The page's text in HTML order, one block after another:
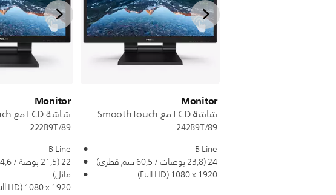
Monitor
شاشة LCD مع SmoothTouch
242B9T/89
B Line
24 (23,8 بوصات / 60,5 سم قطري)
1920 x ‏1080 (Full HD)
Monitor
شاشة LCD مع SmoothTouch
222B9T/89
B Line
مائل)
1920 x ‏1080 (Full HD)